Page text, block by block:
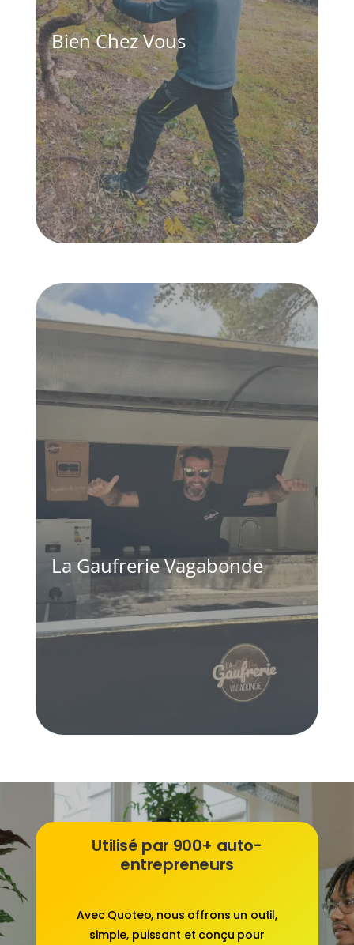
Bien Chez Vous
La Gaufrerie Vagabonde
Utilisé par 900+ auto-
entrepreneurs
Avec Quoteo, nous offrons un outil,
simple, puissant et conçu pour